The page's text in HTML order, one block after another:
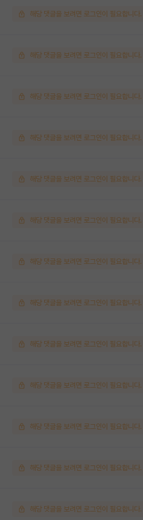
해당 댓글을 보려면 로그인이 필요합니다.
해당 댓글을 보려면 로그인이 필요합니다.
해당 댓글을 보려면 로그인이 필요합니다.
해당 댓글을 보려면 로그인이 필요합니다.
해당 댓글을 보려면 로그인이 필요합니다.
해당 댓글을 보려면 로그인이 필요합니다.
해당 댓글을 보려면 로그인이 필요합니다.
해당 댓글을 보려면 로그인이 필요합니다.
해당 댓글을 보려면 로그인이 필요합니다.
해당 댓글을 보려면 로그인이 필요합니다.
해당 댓글을 보려면 로그인이 필요합니다.
해당 댓글을 보려면 로그인이 필요합니다.
해당 댓글을 보려면 로그인이 필요합니다.